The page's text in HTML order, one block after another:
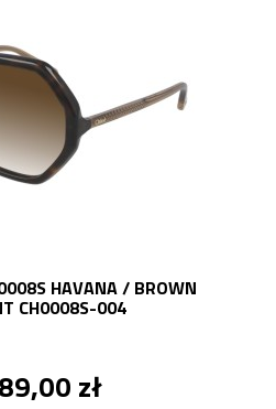
HAVANA / BROWN
CH0008S-004
zł